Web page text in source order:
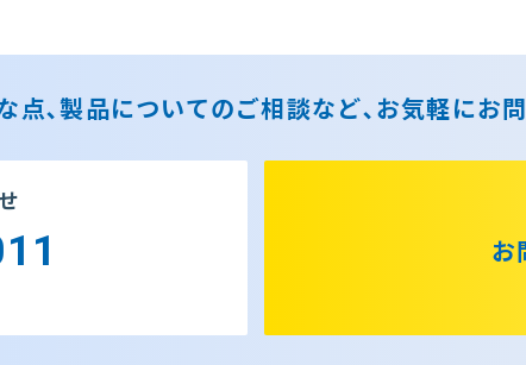
点､製品についてのご相談など､お気軽にお
お